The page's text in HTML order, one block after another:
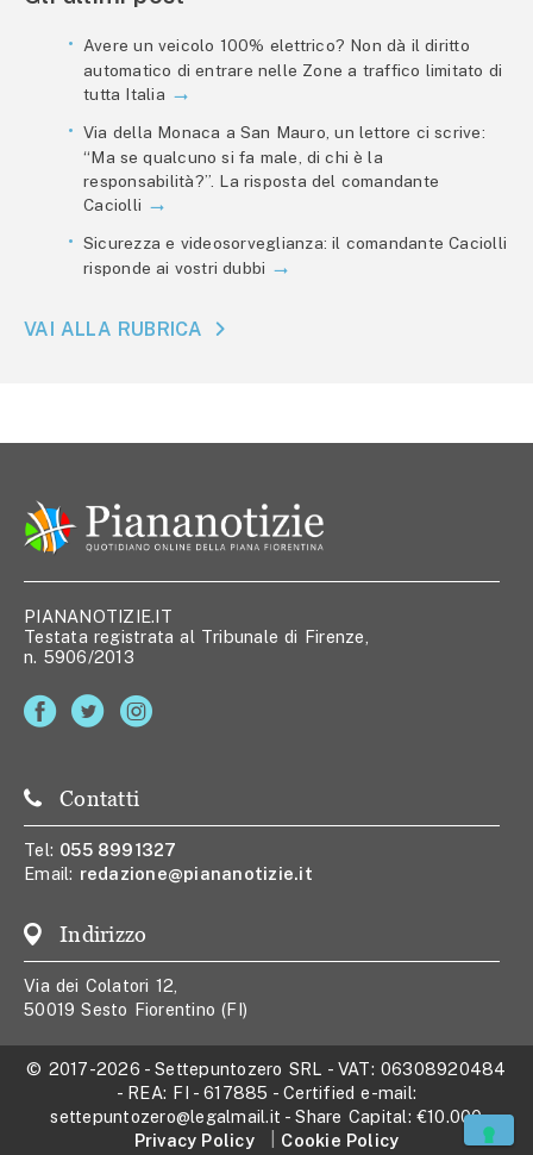
Avere un veicolo 100% elettrico? Non dà il diritto
automatico di entrare nelle Zone a traffico limitato di
tutta Italia
Via della Monaca a San Mauro, un lettore ci scrive:
“Ma se qualcuno si fa male, di chi è la
responsabilità?”. La risposta del comandante
Caciolli
Sicurezza e videosorveglianza: il comandante Caciolli
risponde ai vostri dubbi
VAI ALLA RUBRICA
PIANANOTIZIE.IT
Testata registrata al Tribunale di Firenze,
n. 5906/2013
Contatti
Tel: 055 8991327
Email: redazione@piananotizie.it
Indirizzo
Via dei Colatori 12,
50019 Sesto Fiorentino (FI)
© 2017-2026 -Settepuntozero SRL - VAT: 06308920484
- REA: FI - 617885 - Certified e-mail:
settepuntozero@legalmail.it - Share Capital:€10.000
Privacy Policy
Cookie Policy